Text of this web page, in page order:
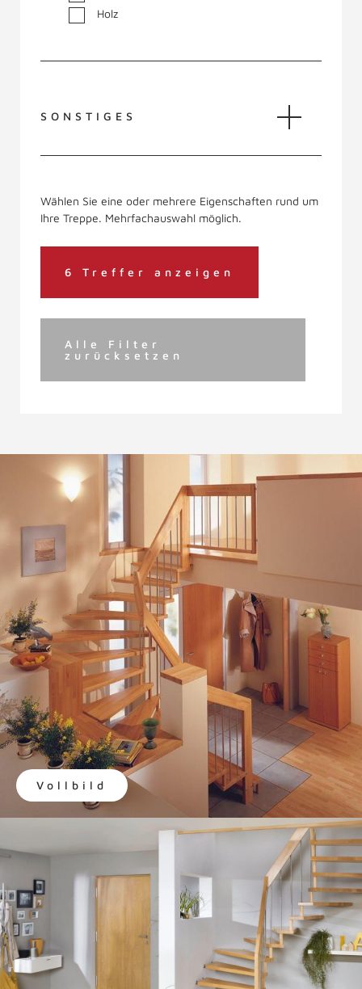
Holz
SONSTIGES
Wählen Sie eine oder mehrere Eigenschaften rund um
Ihre Treppe. Mehrfachauswahl möglich.
6 Treffer anzeigen
Alle Filter
zurücksetzen
Vollbild